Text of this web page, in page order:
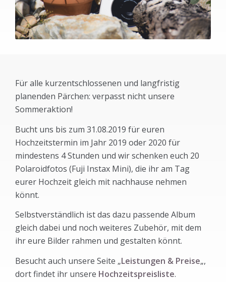
Für alle kurzentschlossenen und langfristig
planenden Pärchen: verpasst nicht unsere
Sommeraktion!
Bucht uns bis zum 31.08.2019 für euren
Hochzeitstermin im Jahr 2019 oder 2020 für
mindestens 4 Stunden und wir schenken euch 20
Polaroidfotos (Fuji Instax Mini), die ihr am Tag
eurer Hochzeit gleich mit nachhause nehmen
könnt.
Selbstverständlich ist das dazu passende Album
gleich dabei und noch weiteres Zubehör, mit dem
ihr eure Bilder rahmen und gestalten könnt.
Besucht auch unsere Seite „Leistungen & Preise„,
dort findet ihr unsere Hochzeitspreisliste.